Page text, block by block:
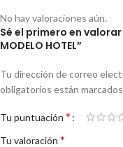
No hay valoraciones aún.
Sé el primero en valorar
MODELO HOTEL”
Tu dirección de correo
obligatorios están
Tu puntuación *
Tu valoración *